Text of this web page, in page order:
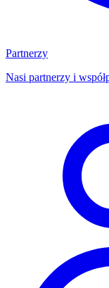
Partnerzy
Nasi partnerzy i